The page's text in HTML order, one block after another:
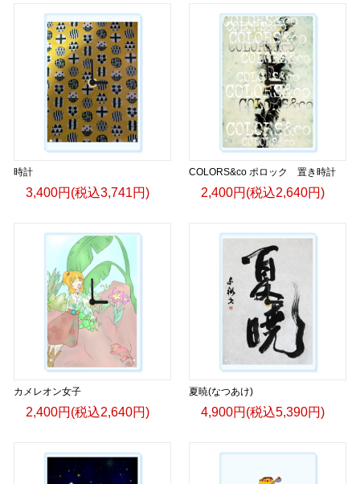
時計
3,400円(税込3,741円)
COLORS&co ポロック 置き時計
2,400円(税込2,640円)
カメレオン女子
2,400円(税込2,640円)
夏暁(なつあけ)
4,900円(税込5,390円)